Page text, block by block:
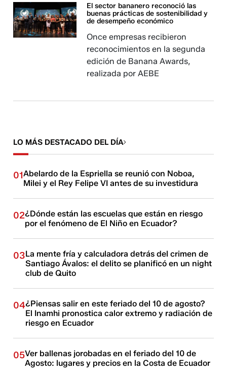
El sector bananero reconoció las
buenas prácticas de sostenibilidad y
de desempeño económico
Once empresas recibieron
reconocimientos en la segunda
edición de Banana Awards,
realizada por AEBE
LO MÁS DESTACADO DEL DÍA
01Abelardo de la Espriella se reunió con Noboa,
Milei y el Rey Felipe VI antes de su investidura
02¿Dónde están las escuelas que están en riesgo
por el fenómeno de El Niño en Ecuador?
03La mente fría y calculadora detrás del crimen de
Santiago Ávalos: el delito se planificó en un night
club de Quito
04¿Piensas salir en este feriado del 10 de agosto?
El Inamhi pronostica calor extremo y radiación de
riesgo en Ecuador
05Ver ballenas jorobadas en el feriado del 10 de
Agosto: lugares y precios en la Costa de Ecuador